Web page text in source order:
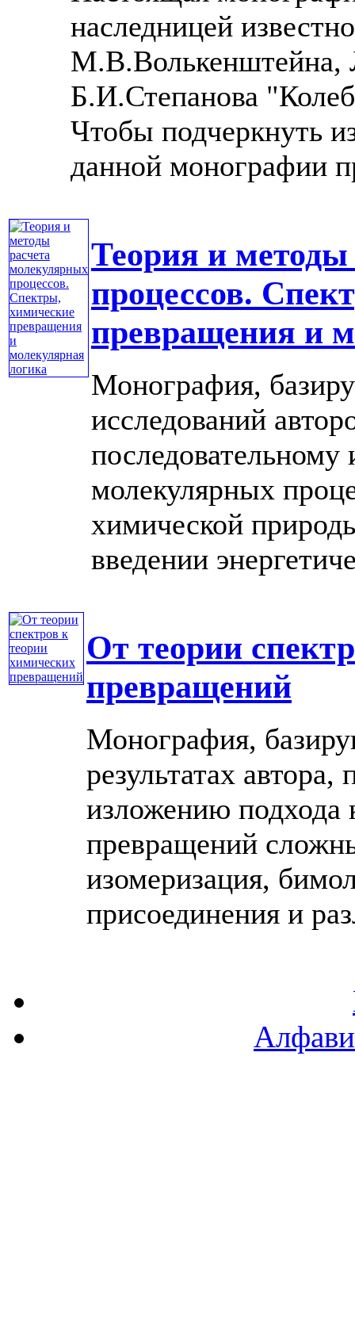
наследницей
Б.И.Степанова
Чтобы подчеркнуть
данной монографии
Теория и
процессов.
превращения и
Монография,
исследований
молекулярных
химической
введении
От теории
превращений
Монография,
результатах
изложению подхода
превращений
изомеризация,
присоединения и